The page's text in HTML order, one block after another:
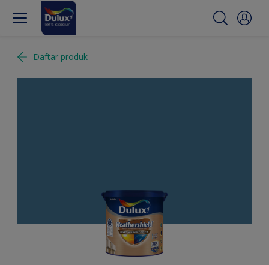
Daftar produk